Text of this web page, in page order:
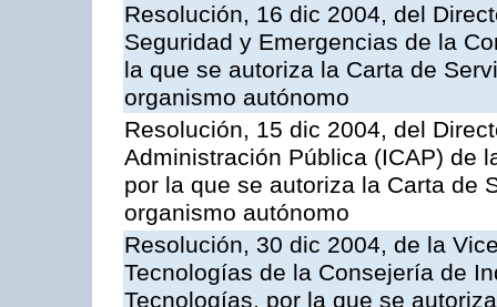
Resolución, 16 dic 2004, del
Seguridad y Emergencias de la
la que se autoriza la Carta de
organismo autónomo
Resolución, 15 dic 2004, del
Administración Pública (ICAP) de
por la que se autoriza la Carta de
organismo autónomo
Resolución, 30 dic 2004, de la
Tecnologías de la Consejería de
Tecnologías, por la que se